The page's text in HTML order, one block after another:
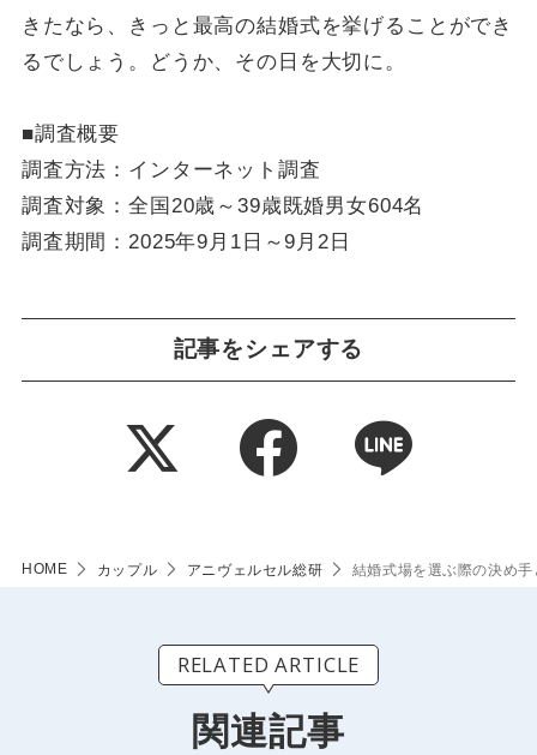
きたなら、きっと最高の結婚式を挙げることができ
るでしょう。どうか、その日を大切に。
■調査概要
調査方法：インターネット調査
調査対象：全国20歳～39歳既婚男女604名
調査期間：2025年9月1日～9月2日
記事をシェアする
HOME カップル アニヴェルセル総研 結婚式場を選ぶ際の決め
RELATED ARTICLE
関連記事